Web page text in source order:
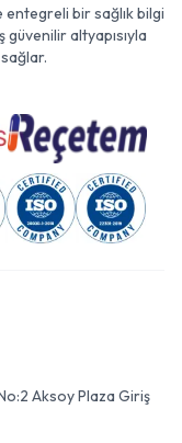
entegreli bir sağlık bilgi
altyapısıyla
Aksoy Plaza Giriş